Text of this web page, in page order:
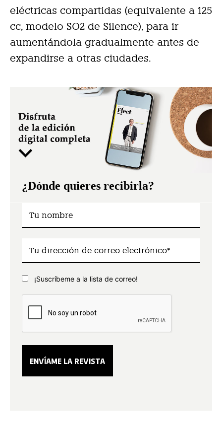
eléctricas compartidas (equivalente a 125
cc, modelo SO2 de Silence), para ir
aumentándola gradualmente antes de
expandirse a otras ciudades.
¿Dónde quieres recibirla?
¡Suscríbeme a la lista de correo!